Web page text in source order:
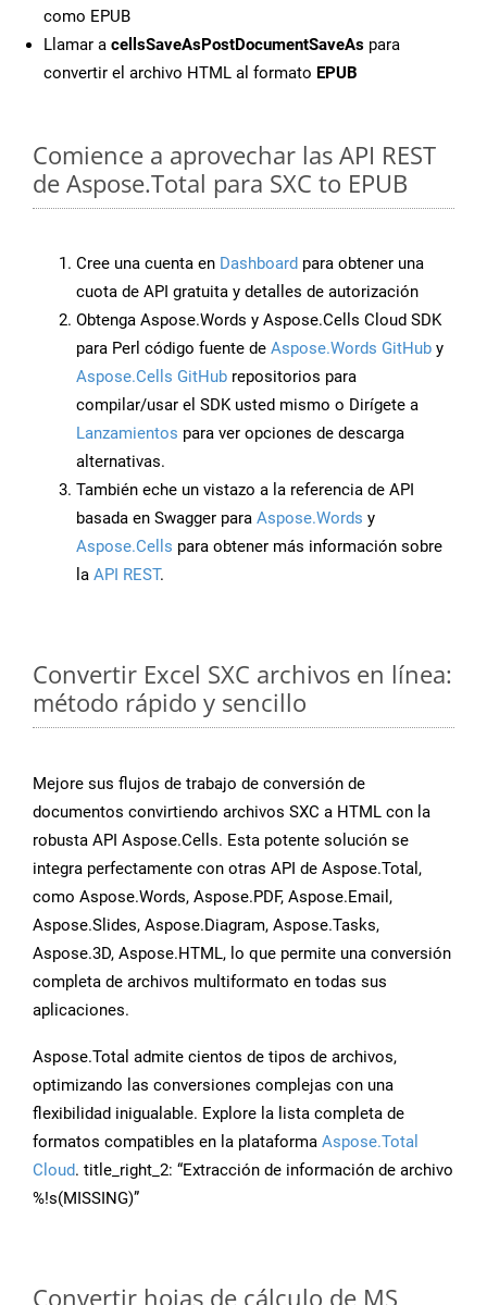
como EPUB
Llamar a cellsSaveAsPostDocumentSaveAs para
convertir el archivo HTML al formato EPUB
Comience a aprovechar las API REST
de Aspose.Total para SXC to EPUB
Cree una cuenta en Dashboard para obtener una
cuota de API gratuita y detalles de autorización
Obtenga Aspose.Words y Aspose.Cells Cloud SDK
para Perl código fuente de Aspose.Words GitHub y
Aspose.Cells GitHub repositorios para
compilar/usar el SDK usted mismo o Dirígete a
Lanzamientos para ver opciones de descarga
alternativas.
También eche un vistazo a la referencia de API
basada en Swagger para Aspose.Words y
Aspose.Cells para obtener más información sobre
la API REST.
Convertir Excel SXC archivos en línea:
método rápido y sencillo
Mejore sus flujos de trabajo de conversión de
documentos convirtiendo archivos SXC a HTML con la
robusta API Aspose.Cells. Esta potente solución se
integra perfectamente con otras API de Aspose.Total,
como Aspose.Words, Aspose.PDF, Aspose.Email,
Aspose.Slides, Aspose.Diagram, Aspose.Tasks,
Aspose.3D, Aspose.HTML, lo que permite una conversión
completa de archivos multiformato en todas sus
aplicaciones.
Aspose.Total admite cientos de tipos de archivos,
optimizando las conversiones complejas con una
flexibilidad inigualable. Explore la lista completa de
formatos compatibles en la plataforma Aspose.Total
Cloud. title_right_2: “Extracción de información de archivo
%!s(MISSING)”
Convertir hojas de cálculo de MS